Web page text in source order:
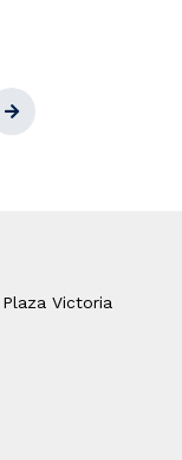
Victoria